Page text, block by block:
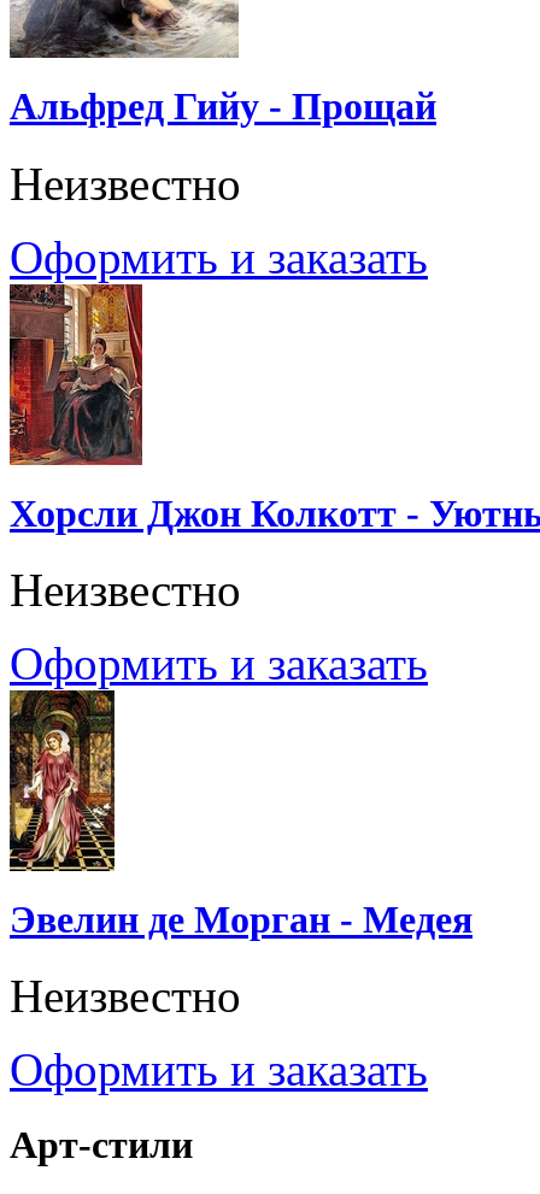
Альфред Гийу - Прощай
Неизвестно
Оформить и заказать
Хорсли Джон Колкотт -
Неизвестно
Оформить и заказать
Эвелин де Морган - Медея
Неизвестно
Оформить и заказать
Арт-стили